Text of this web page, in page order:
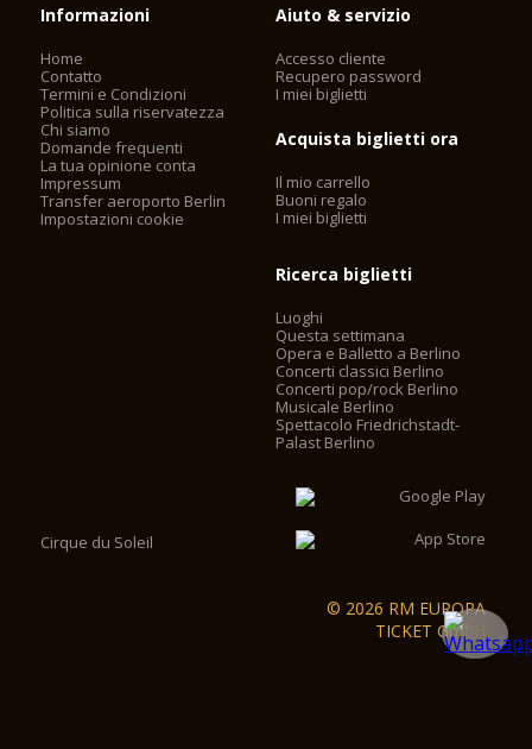
Informazioni
Home
Contatto
Termini e Condizioni
Politica sulla riservatezza
Chi siamo
Domande frequenti
La tua opinione conta
Impressum
Transfer aeroporto Berlin
Impostazioni cookie
Aiuto & servizio
Accesso cliente
Recupero password
I miei biglietti
Acquista biglietti ora
Il mio carrello
Buoni regalo
I miei biglietti
Ricerca biglietti
Luoghi
Questa settimana
Opera e Balletto a Berlino
Concerti classici Berlino
Concerti pop/rock Berlino
Musicale Berlino
Spettacolo Friedrichstadt-
Palast Berlino
Cirque du Soleil
© 2026 RM EUROPA
TICKET GmbH